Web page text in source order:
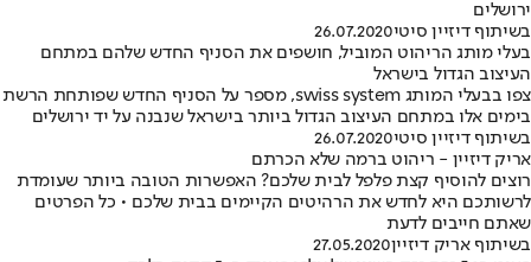
ירושלים
בשיתוף דיזיין סיטי26.07.2020
בעלי מותג הריהוט המוביל, חושפים את הסניף החדש שלהם במתחם
העיצוב הגדול בישראל
צפו בבעלי המותג swiss system, מספר על הסניף החדש שפותחת הרשת
בימים אלו במתחם העיצוב הגדול ביותר בישראל שנבנה על יד ירושלים
בשיתוף דיזיין סיטי26.07.2020
אריק דיזיין - ריהוט ברמה שלא הכרתם
רוצים להוסיף קצת פלפל לבית שלכם? האפשרות הטובה ביותר שעומדת
לרשותכם היא לחדש את הרהיטים הקיימים בבית שלכם • כל הפרטים
שאתם חייבים לדעת
בשיתוף אריק דיזיין27.05.2020